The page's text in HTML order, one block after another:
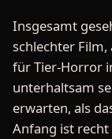
Insgesamt
schlechter Film,
für Tier-Horror
unterhaltsam
erwarten, als
Anfang ist